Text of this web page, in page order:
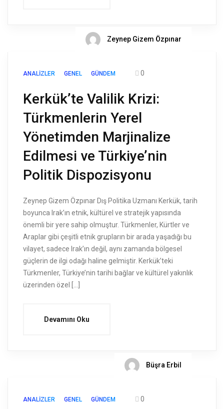
Zeynep Gizem Özpınar
ANALIZLER GENEL GÜNDEM 0
Kerkük’te Valilik Krizi:
Türkmenlerin Yerel
Yönetimden Marjinalize
Edilmesi ve Türkiye’nin
Politik Dispozisyonu
Zeynep Gizem Özpınar Dış Politika Uzmanı Kerkük, tarih
boyunca Irak’ın etnik, kültürel ve stratejik yapısında
önemli bir yere sahip olmuştur. Türkmenler, Kürtler ve
Araplar gibi çeşitli etnik grupların bir arada yaşadığı bu
vilayet, sadece Irak’ın değil, aynı zamanda bölgesel
güçlerin de ilgi odağı haline gelmiştir. Kerkük’teki
Türkmenler, Türkiye’nin tarihi bağlar ve kültürel yakınlık
üzerinden özel […]
Devamını Oku
Büşra Erbil
ANALIZLER GENEL GÜNDEM 0